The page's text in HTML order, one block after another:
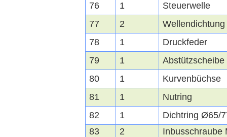
76
1
Steuerwelle
77
2
Wellendichtung
78
1
Druckfeder
79
1
Abstützscheibe
80
1
Kurvenbüchse
81
1
Nutring
82
1
Dichtring Ø65/
83
2
Inbusschraube